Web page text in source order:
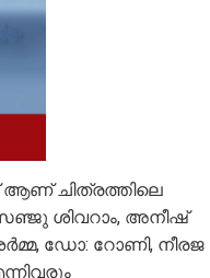
ആണ് ചിത്രത്തിലെ
ശിവറാം, അനീഷ്
ഡോ: റോണി, നീരജ